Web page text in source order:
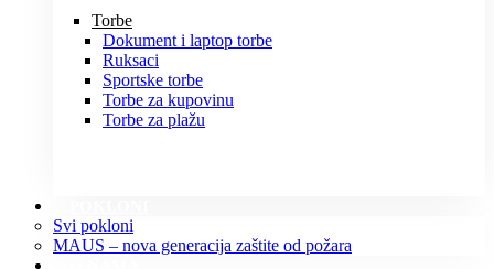
Torbe
Dokument i laptop torbe
Ruksaci
Sportske torbe
Torbe za kupovinu
Torbe za plažu
Svi pokloni
MAUS – nova generacija zaštite od požara